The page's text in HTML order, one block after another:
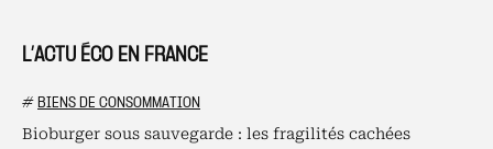
L’ACTU ÉCO EN FRANCE
# BIENS DE CONSOMMATION
Bioburger sous sauvegarde : les fragilités cachées